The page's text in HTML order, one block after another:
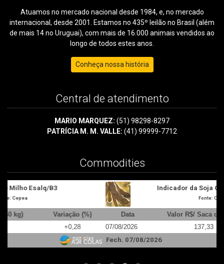
Atuamos no mercado nacional desde 1984, e, no mercado
internacional, desde 2001. Estamos no 435º leilão no Brasil (além
de mais 14 no Uruguai), com mais de 16.000 animais vendidos ao
longo de todos estes anos.
Conheça nossa história
Central de atendimento
MARIO MARQUEZ: (51) 98298-8297
PATRÍCIA M. M. VALLE: (41) 99999-7712
Commodities
Indicador da Soja Cepea/Esalq - Paraná
Fonte: Cepea/Esalq
Valor R$/ Saca de 60 kg
Variação (%)
137,33
-0,12
Fech. 07/08/2026